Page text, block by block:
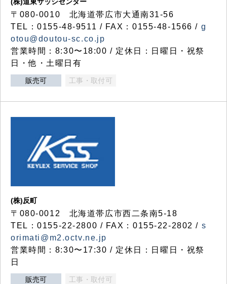
〒080-0010 北海道帯広市大通南31-56
TEL：0155-48-9511 / FAX：0155-48-1566 / g
otou@doutou-sc.co.jp
営業時間：8:30〜18:00 / 定休日：日曜日・祝祭
日・他・土曜日有
販売可 工事・取付可
(株)反町
〒080-0012 北海道帯広市西二条南5-18
TEL：0155-22-2800 / FAX：0155-22-2802 / s
orimati@m2.octv.ne.jp
営業時間：8:30〜17:30 / 定休日：日曜日・祝祭
日
販売可 工事・取付可